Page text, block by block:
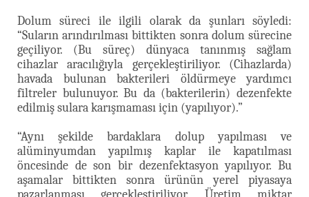
Dolum süreci ile ilgili olarak da şunları söyledi:
“Suların arındırılması bittikten sonra dolum sürecine
geçiliyor. (Bu süreç) dünyaca tanınmış sağlam
cihazlar aracılığıyla gerçekleştiriliyor. (Cihazlarda)
havada bulunan bakterileri öldürmeye yardımcı
filtreler bulunuyor. Bu da (bakterilerin) dezenfekte
edilmiş sulara karışmaması için (yapılıyor).”
“Aynı şekilde bardaklara dolup yapılması ve
alüminyumdan yapılmış kaplar ile kapatılması
öncesinde de son bir dezenfektasyon yapılıyor. Bu
aşamalar bittikten sonra ürünün yerel piyasaya